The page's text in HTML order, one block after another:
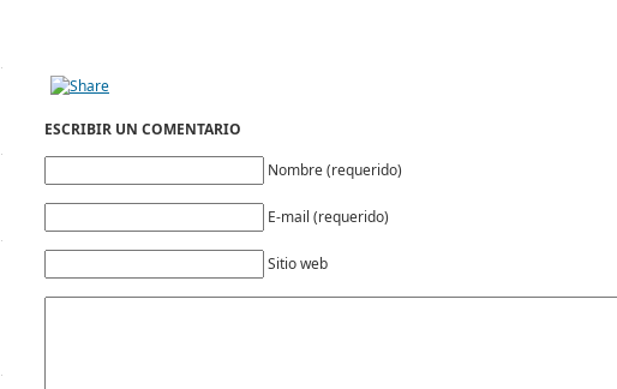
ESCRIBIR UN COMENTARIO
Nombre (requerido)
E-mail (requerido)
Sitio web